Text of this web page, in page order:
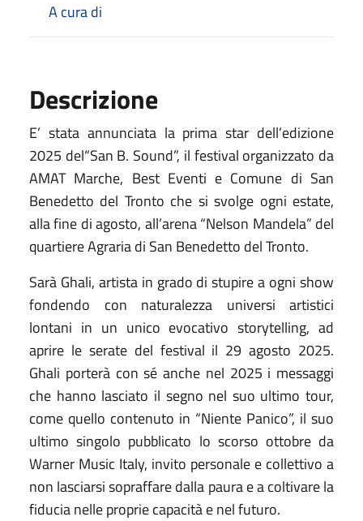
A cura di
Descrizione
E’ stata annunciata la prima star dell’edizione
2025 del“San B. Sound”, il festival organizzato da
AMAT Marche, Best Eventi e Comune di San
Benedetto del Tronto che si svolge ogni estate,
alla fine di agosto, all’arena “Nelson Mandela” del
quartiere Agraria di San Benedetto del Tronto.
Sarà Ghali, artista in grado di stupire a ogni show
fondendo con naturalezza universi artistici
lontani in un unico evocativo storytelling, ad
aprire le serate del festival il 29 agosto 2025.
Ghali porterà con sé anche nel 2025 i messaggi
che hanno lasciato il segno nel suo ultimo tour,
come quello contenuto in “Niente Panico”, il suo
ultimo singolo pubblicato lo scorso ottobre da
Warner Music Italy, invito personale e collettivo a
non lasciarsi sopraffare dalla paura e a coltivare la
fiducia nelle proprie capacità e nel futuro.